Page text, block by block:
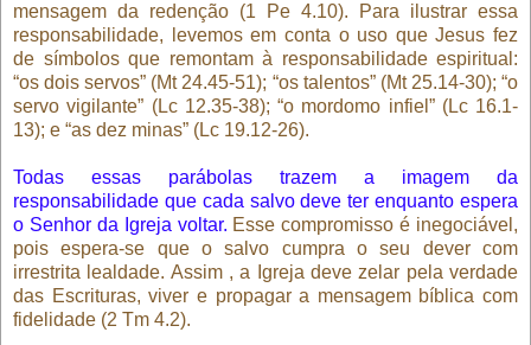
mensagem da redenção (1 Pe 4.10). Para ilustrar essa
responsabilidade, levemos em conta o uso que Jesus fez
de símbolos que remontam à responsabilidade espiritual:
“os dois servos” (Mt 24.45-51); “os talentos” (Mt 25.14-30); “o
servo vigilante” (Lc 12.35-38); “o mordomo infiel” (Lc 16.1-
13); e “as dez minas” (Lc 19.12-26).
Todas essas parábolas trazem a imagem da
responsabilidade que cada salvo deve ter enquanto espera
o Senhor da Igreja voltar. Esse compromisso é inegociável,
pois espera-se que o salvo cumpra o seu dever com
irrestrita lealdade. Assim , a Igreja deve zelar pela verdade
das Escrituras, viver e propagar a mensagem bíblica com
fidelidade (2 Tm 4.2).